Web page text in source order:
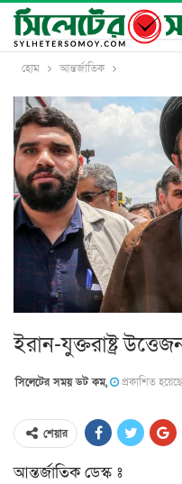
হোম আন্তর্জাতিক
ইরান-যুক্তরাষ্ট্র
সিলেটের সময় ডট কম, প্রকাশিত
শেয়ার
আন্তর্জাতিক ডেস্ক ঃ